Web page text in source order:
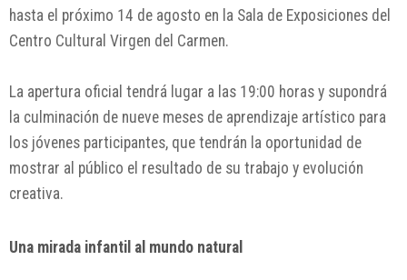
hasta el próximo 14 de agosto en la Sala de Exposiciones del
Centro Cultural Virgen del Carmen.
La apertura oficial tendrá lugar a las 19:00 horas y supondrá
la culminación de nueve meses de aprendizaje artístico para
los jóvenes participantes, que tendrán la oportunidad de
mostrar al público el resultado de su trabajo y evolución
creativa.
Una mirada infantil al mundo natural